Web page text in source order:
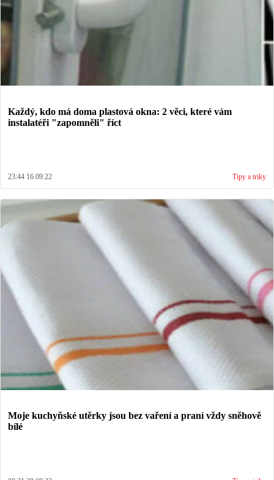
Každý, kdo má doma plastová okna: 2 věci, které vám
instalatéři "zapomněli" říct
23:44 16.09.22 Tipy a triky
Moje kuchyňské utěrky jsou bez vaření a praní vždy sněhově
bílé